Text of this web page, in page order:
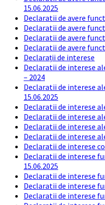
15.06.2025
Declaratii de avere
Declaratii de avere
Declaratii de avere
Declaratii de avere
Declarații de interese
Declaratii de interese
– 2024
Declaratii de interese
15.06.2025
Declaratii de interese
Declaratii de interese
Declaratii de interese
Declaratii de interese
Declaratii de interese
Declaratii de interese
15.06.2025
Declaratii de interese
Declaratii de interese
Declaratii de interese